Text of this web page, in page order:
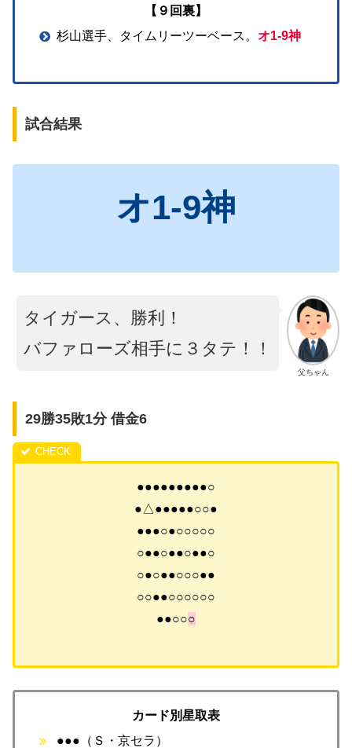
【９回裏】
杉山選手、タイムリーツーベース。オ1-9神
試合結果
オ1-9神
父ちゃん
タイガース、勝利！
バファローズ相手に３タテ！！
29勝35敗1分 借金6
●●●●●●●●●○
●△●●●●●○○●
●●●○●○○○○○
○●●○●●○●●○
○●○●●○○○●●
○○●●○○○○○○
●●○○○
カード別星取表
●●●（Ｓ・京セラ）